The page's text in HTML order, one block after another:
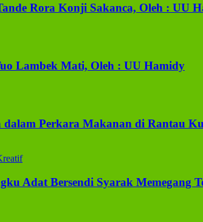
Rora Konji Sakanca, Oleh : UU
Lambek Mati, Oleh : UU Hamidy
Perkara Makanan di Rantau
Adat Bersendi Syarak